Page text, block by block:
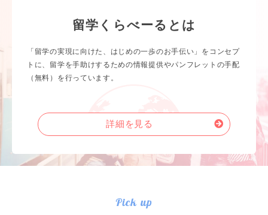
留学くらべーるとは
「留学の実現に向けた、はじめの一歩のお手伝い」をコンセプ
トに、留学を手助けするための情報提供やパンフレットの手配
（無料）を行っています。
詳細を見る
Pick up